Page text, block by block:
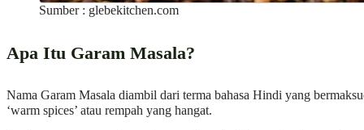
Sumber : glebekitchen.com
Apa Itu Garam Masala?
Nama Garam Masala diambil dari terma bahasa Hindi yang
‘warm spices’ atau rempah yang hangat.